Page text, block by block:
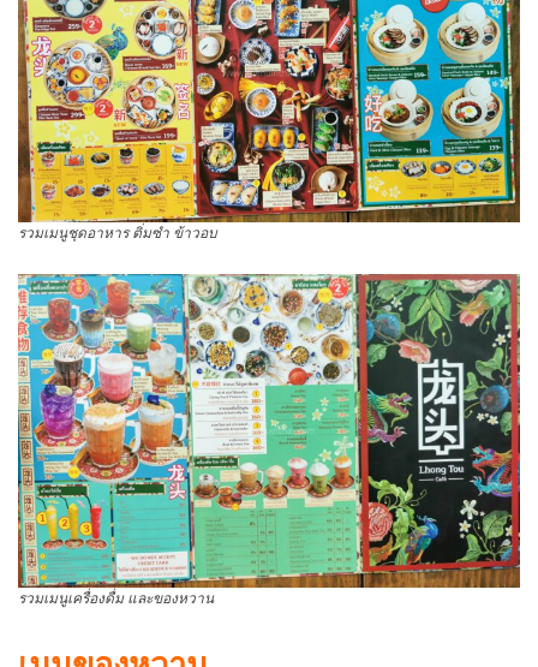
รวมเมนูชุดอาหาร ติ่มซำ ข้าวอบ
รวมเมนูเครื่องดื่ม และของหวาน